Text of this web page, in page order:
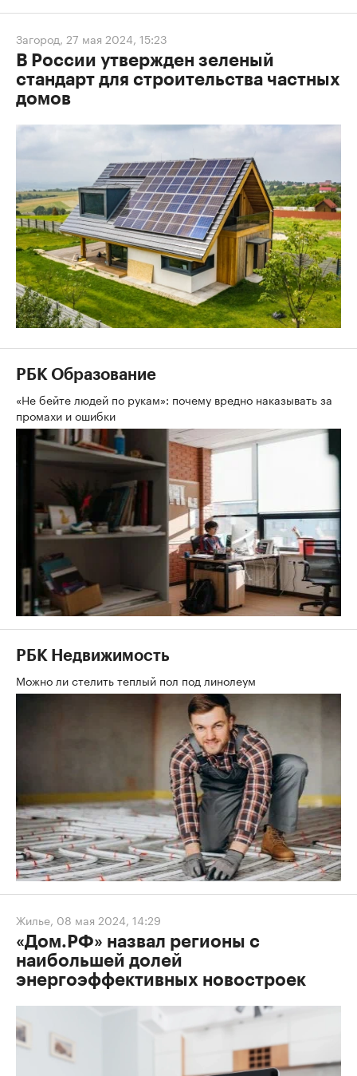
Загород, 27 мая 2024, 15:23
В России утвержден зеленый
стандарт для строительства частных
домов
РБК Образование
«Не бейте людей по рукам»: почему вредно наказывать за
промахи и ошибки
РБК Недвижимость
Можно ли стелить теплый пол под линолеум
Жилье, 08 мая 2024, 14:29
«Дом.РФ» назвал регионы с
наибольшей долей
энергоэффективных новостроек